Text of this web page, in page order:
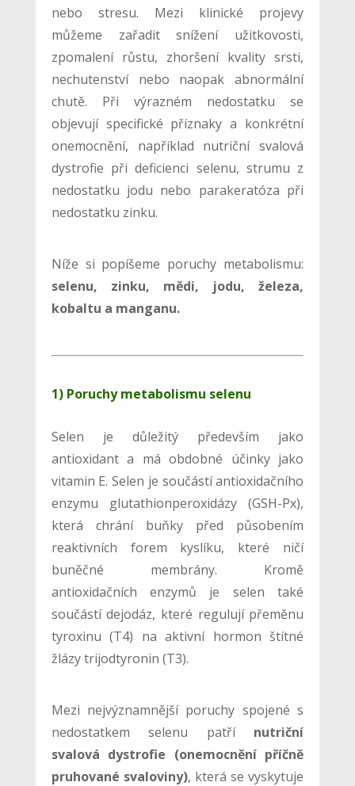
nebo stresu. Mezi klinické projevy
můžeme zařadit snížení užitkovosti,
zpomalení růstu, zhoršení kvality srsti,
nechutenství nebo naopak abnormální
chutě. Při výrazném nedostatku se
objevují specifické příznaky a konkrétní
onemocnění, například nutriční svalová
dystrofie při deficienci selenu, strumu z
nedostatku jodu nebo parakeratóza při
nedostatku zinku.
Níže si popíšeme poruchy metabolismu:
selenu, zinku, mědi, jodu, železa,
kobaltu a manganu.
1) Poruchy metabolismu selenu
Selen je důležitý především jako
antioxidant a má obdobné účinky jako
vitamin E. Selen je součástí antioxidačního
enzymu glutathionperoxidázy (GSH-Px),
která chrání buňky před působením
reaktivních forem kyslíku, které ničí
buněčné membrány. Kromě
antioxidačních enzymů je selen také
součástí dejodáz, které regulují přeměnu
tyroxinu (T4) na aktivní hormon štítné
žlázy trijodtyronin (T3).
Mezi nejvýznamnější poruchy spojené s
nedostatkem selenu patří nutriční
svalová dystrofie (onemocnění příčně
pruhované svaloviny), která se vyskytuje